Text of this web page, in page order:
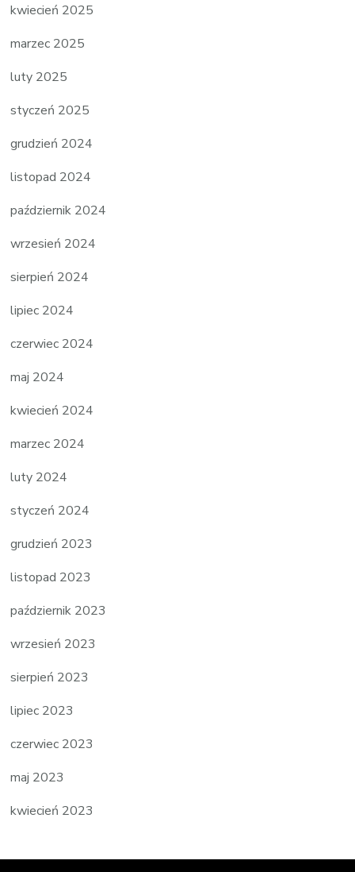
kwiecień 2025
marzec 2025
luty 2025
styczeń 2025
grudzień 2024
listopad 2024
październik 2024
wrzesień 2024
sierpień 2024
lipiec 2024
czerwiec 2024
maj 2024
kwiecień 2024
marzec 2024
luty 2024
styczeń 2024
grudzień 2023
listopad 2023
październik 2023
wrzesień 2023
sierpień 2023
lipiec 2023
czerwiec 2023
maj 2023
kwiecień 2023